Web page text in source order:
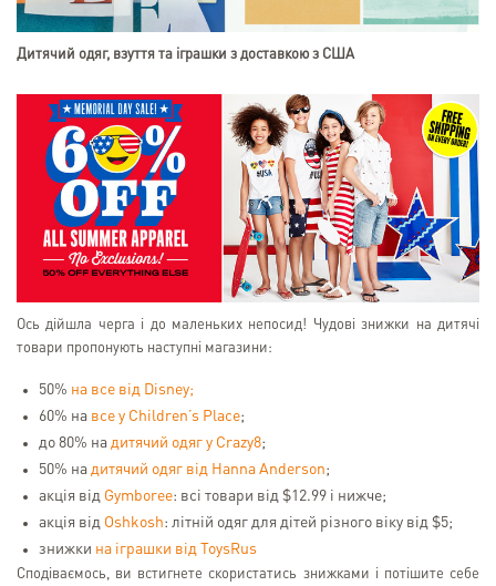
Дитячий одяг, взуття та іграшки з доставкою з США
Ось дійшла черга і до маленьких непосид! Чудові знижки на дитячі
товари пропонують наступні магазини:
50% на все від Disney;
60% на все у Children’s Place;
до 80% на дитячий одяг у Crazy8;
50% на дитячий одяг від Hanna Anderson;
акція від Gymboree: всі товари від $12.99 і нижче;
акція від Oshkosh: літній одяг для дітей різного віку від $5;
знижки на іграшки від ToysRus
Сподіваємось, ви встигнете скористатись знижками і потішите себе